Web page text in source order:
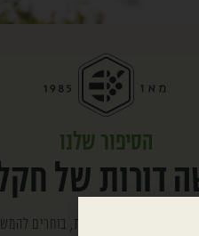
הסיפור שלנו
דורות של
בני ההתיישבות העובדת, בוחרים